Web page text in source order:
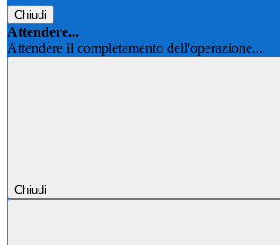
Chiudi
Attendere...
Attendere il completamento dell'operazione...
Chiudi